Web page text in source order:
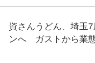
資さんうどん、埼玉
ンへ ガストから業